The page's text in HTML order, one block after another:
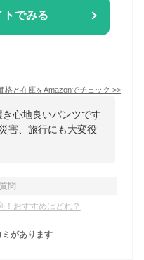
トでみる
格と在庫をAmazonでチェック >>
心地良いパンツです
害、旅行にも大変役
問
！おすすめはどれ？
があります